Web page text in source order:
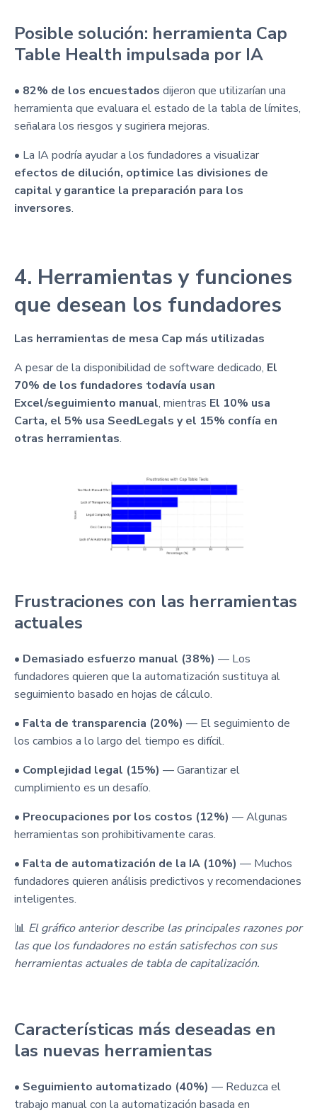
Posible solución: herramienta Cap
Table Health impulsada por IA
• 82% de los encuestados dijeron que utilizarían una
herramienta que evaluara el estado de la tabla de límites,
señalara los riesgos y sugiriera mejoras.
• La IA podría ayudar a los fundadores a visualizar
efectos de dilución, optimice las divisiones de
capital y garantice la preparación para los
inversores.
4. Herramientas y funciones
que desean los fundadores
Las herramientas de mesa Cap más utilizadas
A pesar de la disponibilidad de software dedicado, El
70% de los fundadores todavía usan
Excel/seguimiento manual, mientras El 10% usa
Carta, el 5% usa SeedLegals y el 15% confía en
otras herramientas.
Frustraciones con las herramientas
actuales
• Demasiado esfuerzo manual (38%) — Los
fundadores quieren que la automatización sustituya al
seguimiento basado en hojas de cálculo.
• Falta de transparencia (20%) — El seguimiento de
los cambios a lo largo del tiempo es difícil.
• Complejidad legal (15%) — Garantizar el
cumplimiento es un desafío.
• Preocupaciones por los costos (12%) — Algunas
herramientas son prohibitivamente caras.
• Falta de automatización de la IA (10%) — Muchos
fundadores quieren análisis predictivos y recomendaciones
inteligentes.
📊 El gráfico anterior describe las principales razones por
las que los fundadores no están satisfechos con sus
herramientas actuales de tabla de capitalización.
Características más deseadas en
las nuevas herramientas
• Seguimiento automatizado (40%) — Reduzca el
trabajo manual con la automatización basada en